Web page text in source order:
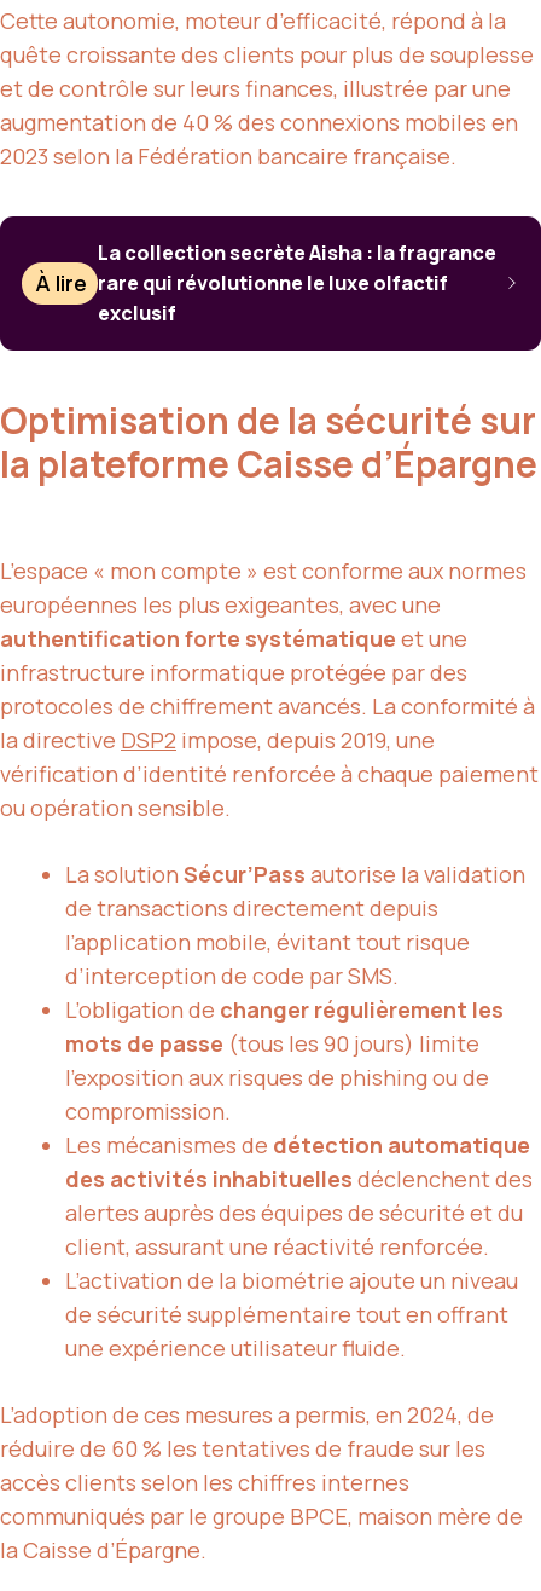
Cette autonomie, moteur d’efficacité, répond à la
quête croissante des clients pour plus de souplesse
et de contrôle sur leurs finances, illustrée par une
augmentation de 40 % des connexions mobiles en
2023 selon la Fédération bancaire française.
À lire
La collection secrète Aisha : la fragrance
rare qui révolutionne le luxe olfactif
exclusif
Optimisation de la sécurité sur
la plateforme Caisse d’Épargne
L’espace « mon compte » est conforme aux normes
européennes les plus exigeantes, avec une
authentification forte systématique et une
infrastructure informatique protégée par des
protocoles de chiffrement avancés. La conformité à
la directive DSP2 impose, depuis 2019, une
vérification d’identité renforcée à chaque paiement
ou opération sensible.
La solution Sécur’Pass autorise la validation
de transactions directement depuis
l’application mobile, évitant tout risque
d’interception de code par SMS.
L’obligation de changer régulièrement les
mots de passe (tous les 90 jours) limite
l’exposition aux risques de phishing ou de
compromission.
Les mécanismes de détection automatique
des activités inhabituelles déclenchent des
alertes auprès des équipes de sécurité et du
client, assurant une réactivité renforcée.
L’activation de la biométrie ajoute un niveau
de sécurité supplémentaire tout en offrant
une expérience utilisateur fluide.
L’adoption de ces mesures a permis, en 2024, de
réduire de 60 % les tentatives de fraude sur les
accès clients selon les chiffres internes
communiqués par le groupe BPCE, maison mère de
la Caisse d’Épargne.